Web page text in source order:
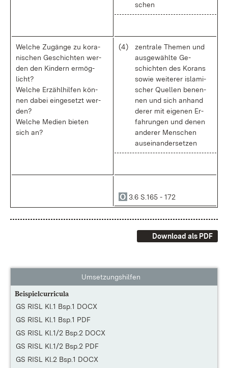
schen
Wel­che Zu­gän­ge zu ko­ra­
ni­schen Ge­schich­ten wer­
den den Kin­dern er­mög­
licht?
Wel­che Er­zähl­hil­fen kön­
nen da­bei ein­ge­setzt wer­
den?
Wel­che Me­di­en bie­ten
sich an?
(4)
zen­tra­le The­men und
aus­ge­wähl­te Ge­
schich­ten des Ko­rans
so­wie wei­te­rer is­la­mi­
scher Quel­len be­nen­
nen und sich an­hand
de­rer mit ei­ge­nen Er­
fah­run­gen und de­nen
an­de­rer Men­schen
aus­ein­an­der­set­zen
3.6 S.165 - 172
Download als PDF
Umsetzungshilfen
Beispielcurricula
GS RISL Kl.1 Bsp.1 DOCX
GS RISL Kl.1 Bsp.1 PDF
GS RISL Kl.1/2 Bsp.2 DOCX
GS RISL Kl.1/2 Bsp.2 PDF
GS RISL Kl.2 Bsp.1 DOCX